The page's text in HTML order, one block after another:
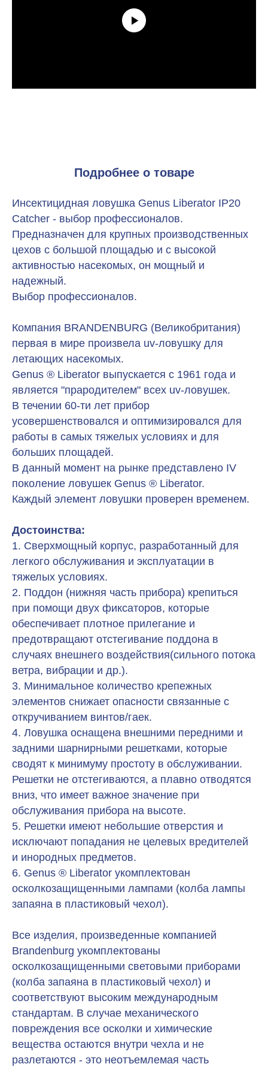
Подробнее о товаре
Инсектицидная ловушка Genus Liberator IP20
Catcher - выбор профессионалов.
Предназначен для крупных производственных
цехов с большой площадью и с высокой
активностью насекомых, он мощный и
надежный.
Выбор профессионалов.
Компания BRANDENBURG (Великобритания)
первая в мире произвела uv-ловушку для
летающих насекомых.
Genus ® Liberator выпускается с 1961 года и
является "прародителем" всех uv-ловушек.
В течении 60-ти лет прибор
усовершенствовался и оптимизировался для
работы в самых тяжелых условиях и для
больших площадей.
В данный момент на рынке представлено IV
поколение ловушек Genus ® Liberator.
Каждый элемент ловушки проверен временем.
Достоинства:
1. Сверхмощный корпус, разработанный для
легкого обслуживания и эксплуатации в
тяжелых условиях.
2. Поддон (нижняя часть прибора) крепиться
при помощи двух фиксаторов, которые
обеспечивает плотное прилегание и
предотвращают отстегивание поддона в
случаях внешнего воздействия(сильного потока
ветра, вибрации и др.).
3. Минимальное количество крепежных
элементов снижает опасности связанные с
откручиванием винтов/гаек.
4. Ловушка оснащена внешними передними и
задними шарнирными решетками, которые
сводят к минимуму простоту в обслуживании.
Решетки не отстегиваются, а плавно отводятся
вниз, что имеет важное значение при
обслуживания прибора на высоте.
5. Решетки имеют небольшие отверстия и
исключают попадания не целевых вредителей
и инородных предметов.
6. Genus ® Liberator укомплектован
осколкозащищенными лампами (колба лампы
запаяна в пластиковый чехол).
Все изделия, произведенные компанией
Brandenburg укомплектованы
осколкозащищенными световыми приборами
(колба запаяна в пластиковый чехол) и
соответствуют высоким международным
стандартам. В случае механического
повреждения все осколки и химические
вещества остаются внутри чехла и не
разлетаются - это неотъемлемая часть